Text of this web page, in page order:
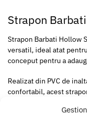
Strapon
Strapon Barbati Hollow
versatil, ideal atat
conceput pentru a
Realizat din PVC de
confortabil, acest